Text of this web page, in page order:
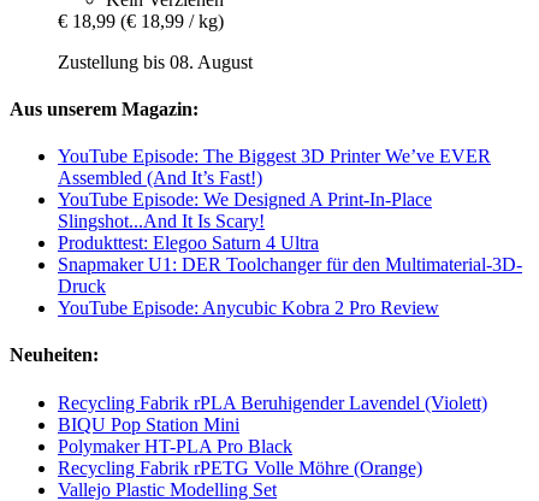
€ 18,99 (€ 18,99 / kg)
Zustellung bis 08. August
Aus unserem Magazin:
YouTube Episode: The Biggest 3D Printer We’ve EVER
Assembled (And It’s Fast!)
YouTube Episode: We Designed A Print-In-Place
Slingshot...And It Is Scary!
Produkttest: Elegoo Saturn 4 Ultra
Snapmaker U1: DER Toolchanger für den Multimaterial-3D-
Druck
YouTube Episode: Anycubic Kobra 2 Pro Review
Neuheiten:
Recycling Fabrik rPLA Beruhigender Lavendel (Violett)
BIQU Pop Station Mini
Polymaker HT-PLA Pro Black
Recycling Fabrik rPETG Volle Möhre (Orange)
Vallejo Plastic Modelling Set